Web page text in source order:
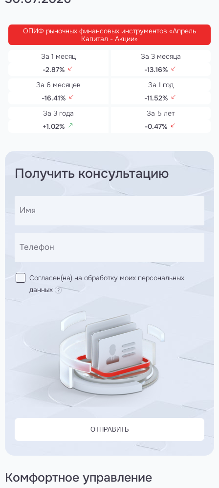
ОПИФ рыночных финансовых инструментов «Апрель
Капитал - Акции»
-2.87% -13.16%
-16.41% -11.52%
+1.02% -0.47%
Получить консультацию
Имя
Телефон
Согласен(на) на обработку моих персональных
данных
ОТПРАВИТЬ
Комфортное управление